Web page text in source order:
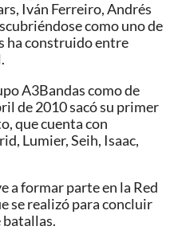
Iván Ferreiro, Andrés
como uno de
ha construido entre
A3Bandas como de
de 2010 sacó su primer
que cuenta con
Lumier, Seih, Isaac,
a formar parte en la Red
se realizó para concluir